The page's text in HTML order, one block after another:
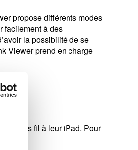
propose différents modes
facilement à des
la possibilité de se
Viewer prend en charge
sans fil à leur iPad. Pour